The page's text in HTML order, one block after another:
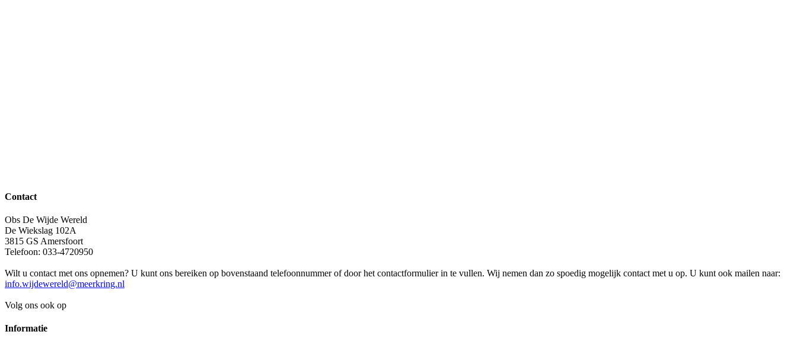
Contact
Obs De Wijde Wereld
De Wiekslag 102A
3815 GS Amersfoort
Telefoon: 033-4720950
Wilt u contact met ons opnemen? U kunt ons bereiken op bovenstaand telefoonnummer of door het contactformulier in te vullen. Wij nemen dan zo spoedig mogelijk contact met u op. U kunt ook mailen naar:
info.wijdewereld@meerkring.nl
Volg ons ook op
Informatie